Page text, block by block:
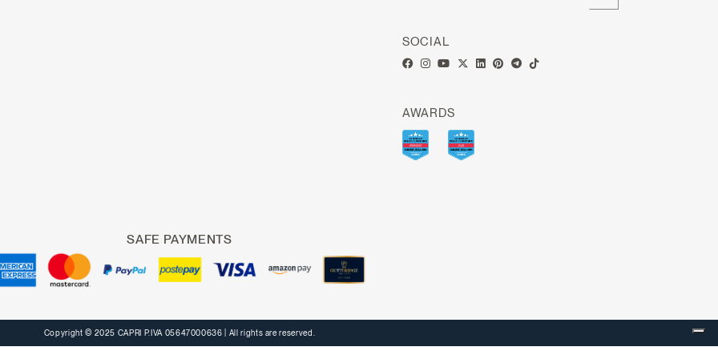
SOCIAL
AWARDS
SAFE PAYMENTS
Copyright © 2025 CAPRI P.IVA 05647000636 | All rights are reserved.